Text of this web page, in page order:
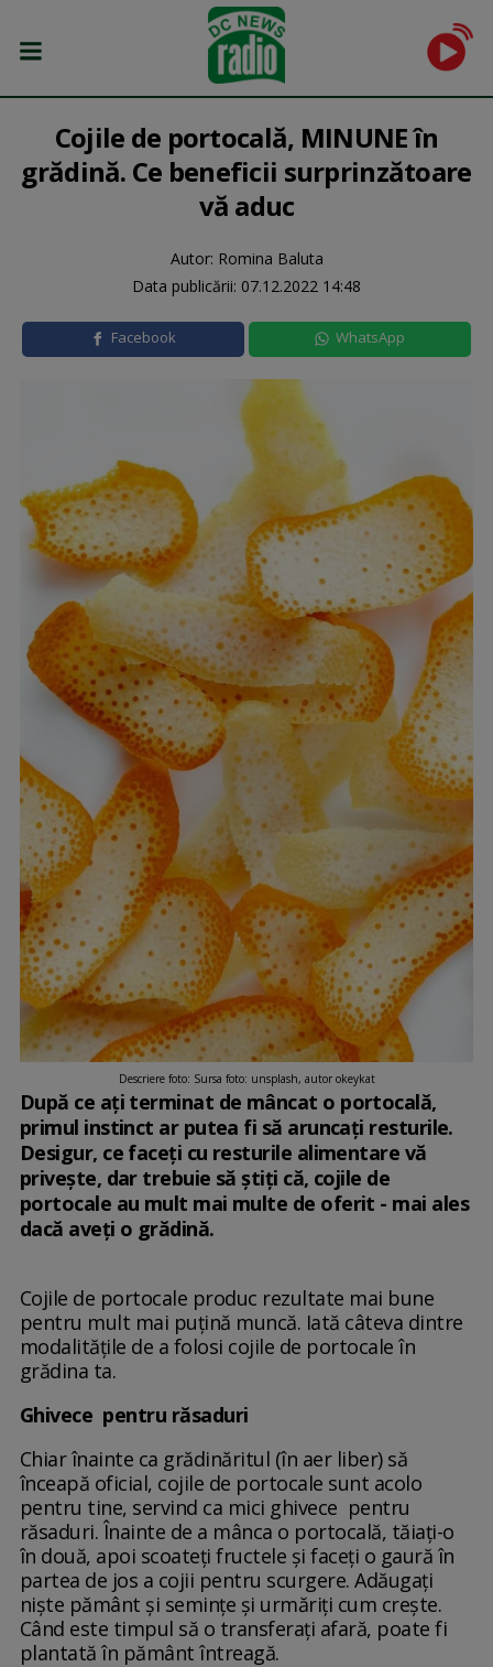
Cojile de portocală, MINUNE în
grădină. Ce beneficii surprinzătoare
vă aduc
Autor: Romina Baluta
Data publicării: 07.12.2022 14:48
Facebook WhatsApp
Descriere foto: Sursa foto: unsplash, autor okeykat
După ce ați terminat de mâncat o portocală,
primul instinct ar putea fi să aruncați resturile.
Desigur, ce faceți cu resturile alimentare vă
privește, dar trebuie să știți că, cojile de
portocale au mult mai multe de oferit - mai ales
dacă aveți o grădină.
Cojile de portocale produc rezultate mai bune
pentru mult mai puțină muncă. Iată câteva dintre
modalitățile de a folosi cojile de portocale în
grădina ta.
Ghivece pentru răsaduri
Chiar înainte ca grădinăritul (în aer liber) să
înceapă oficial, cojile de portocale sunt acolo
pentru tine, servind ca mici ghivece pentru
răsaduri. Înainte de a mânca o portocală, tăiați-o
în două, apoi scoateți fructele și faceți o gaură în
partea de jos a cojii pentru scurgere. Adăugați
niște pământ și semințe și urmăriți cum crește.
Când este timpul să o transferați afară, poate fi
plantată în pământ întreagă.